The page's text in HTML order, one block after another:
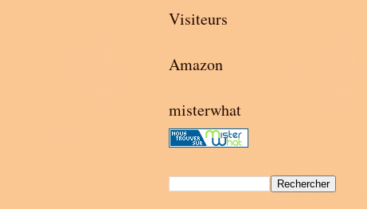
Visiteurs
Amazon
misterwhat